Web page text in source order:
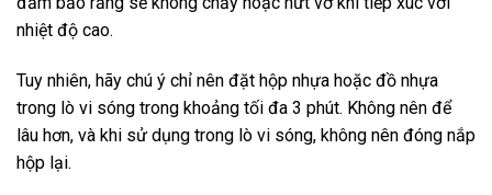
nhiệt độ cao.
Tuy nhiên, hãy chú ý chỉ nên đặt hộp nhựa hoặc đồ nhựa
trong lò vi sóng trong khoảng tối đa 3 phút. Không nên để
lâu hơn, và khi sử dụng trong lò vi sóng, không nên đóng nắp
hộp lại.